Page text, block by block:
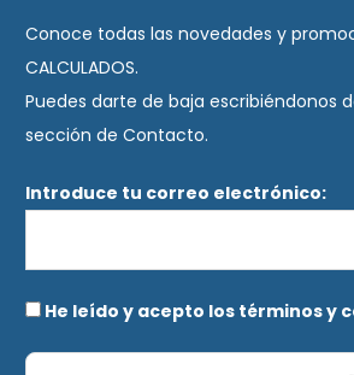
Conoce todas las novedades y
CALCULADOS.
Puedes darte de baja escribiéndonos
sección de Contacto.
Introduce tu correo electrónico:
He leído y acepto los términos y